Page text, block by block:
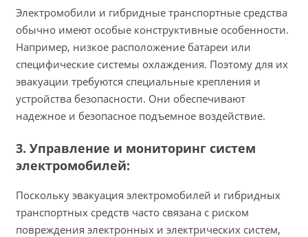
Электромобили и гибридные транспортные средства
обычно имеют особые конструктивные особенности.
Например, низкое расположение батареи или
специфические системы охлаждения. Поэтому для их
эвакуации требуются специальные крепления и
устройства безопасности. Они обеспечивают
надежное и безопасное подъемное воздействие.
3. Управление и мониторинг систем
электромобилей:
Поскольку эвакуация электромобилей и гибридных
транспортных средств часто связана с риском
повреждения электронных и электрических систем,